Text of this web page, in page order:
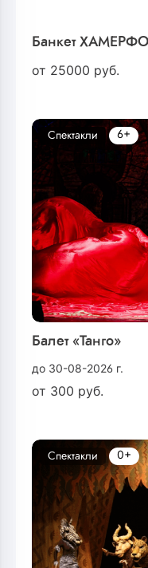
Банкет
от 25000 руб.
Балет «Танго»
до 30-08-2026 г.
от 300 руб.
Спектакли 6+
Спектакли 0+